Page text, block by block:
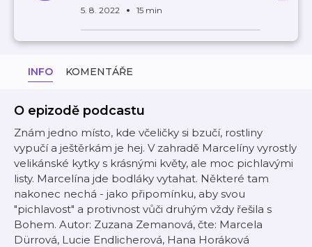
5. 8. 2022 15 min
INFO KOMENTÁŘE
O epizodě podcastu
Znám jedno místo, kde včeličky si bzučí, rostliny
vypučí a ještěrkám je hej. V zahradě Marcelíny vyrostly
velikánské kytky s krásnými květy, ale moc pichlavými
listy. Marcelína jde bodláky vytahat. Některé tam
nakonec nechá - jako připomínku, aby svou
"pichlavost" a protivnost vůči druhým vždy řešila s
Bohem. Autor: Zuzana Zemanová, čte: Marcela
Dürrová, Lucie Endlicherová, Hana Horáková